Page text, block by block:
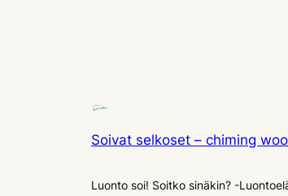
Soivat selkoset – chiming
Luonto soi! Soitko sinäkin? -